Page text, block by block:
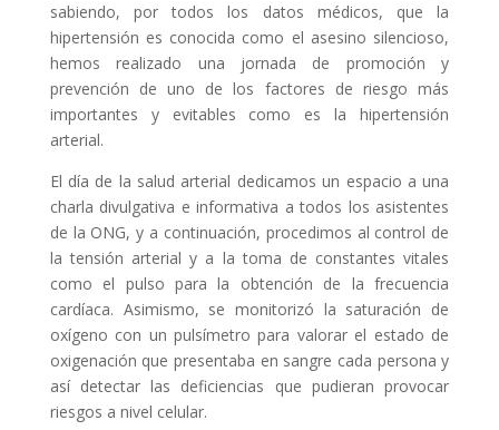
sabiendo, por todos los datos médicos, que la
hipertensión es conocida como el asesino silencioso,
hemos realizado una jornada de promoción y
prevención de uno de los factores de riesgo más
importantes y evitables como es la hipertensión
arterial.
El día de la salud arterial dedicamos un espacio a una
charla divulgativa e informativa a todos los asistentes
de la ONG, y a continuación, procedimos al control de
la tensión arterial y a la toma de constantes vitales
como el pulso para la obtención de la frecuencia
cardíaca. Asimismo, se monitorizó la saturación de
oxígeno con un pulsímetro para valorar el estado de
oxigenación que presentaba en sangre cada persona y
así detectar las deficiencias que pudieran provocar
riesgos a nivel celular.